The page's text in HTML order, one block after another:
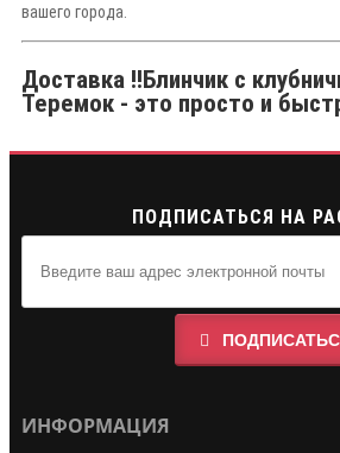
вашего города.
Доставка !!Блинчик с
Теремок - это просто и
ПОДПИСАТЬСЯ НА
ИНФОРМАЦИЯ